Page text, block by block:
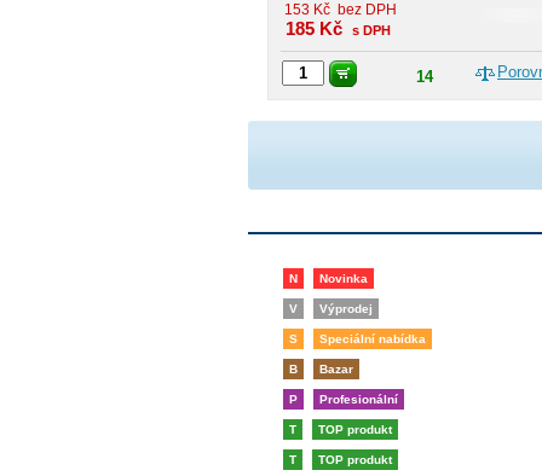
153 Kč bez DPH
185 Kč s DPH
14
N Novinka
V Výprodej
S Speciální nabídka
B Bazar
P Profesionální
T TOP produkt
T TOP produkt